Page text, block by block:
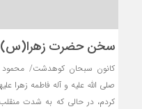
سخن حضرت زهرا(س)
کانون سبحان کوهدشت/ محمود
صلی الله علیه و آله فاطمه زهرا
کردم، در حالی که به شدت